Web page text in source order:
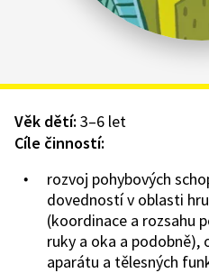
Věk dětí: 3–6 let
Cíle činností:
rozvoj pohybových
dovedností v oblasti
(koordinace a rozsahu
ruky a oka a podobně),
aparátu a tělesných